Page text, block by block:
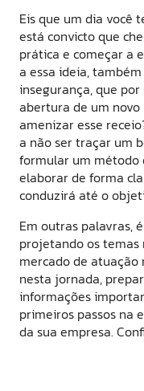
Eis que um dia você
está convicto que
prática e começar a
a essa ideia,
insegurança, que
abertura de um novo
amenizar esse
a não ser traçar um
formular um método
elaborar de forma
conduzirá até o
Em outras palavras,
projetando os temas
mercado de atuação
nesta jornada,
informações
primeiros passos na
da sua empresa.